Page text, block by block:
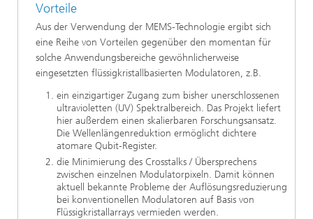
Vorteile
Aus der Verwendung der MEMS-Technologie ergibt sich
eine Reihe von Vorteilen gegenüber den momentan für
solche Anwendungsbereiche gewöhnlicherweise
eingesetzten flüssigkristallbasierten Modulatoren, z.B.
ein einzigartiger Zugang zum bisher unerschlossenen
ultravioletten (UV) Spektralbereich. Das Projekt liefert
hier außerdem einen skalierbaren Forschungsansatz.
Die Wellenlängenreduktion ermöglicht dichtere
atomare Qubit-Register.
die Minimierung des Crosstalks / Übersprechens
zwischen einzelnen Modulatorpixeln. Damit können
aktuell bekannte Probleme der Auflösungsreduzierung
bei konventionellen Modulatoren auf Basis von
Flüssigkristallarrays vermieden werden.